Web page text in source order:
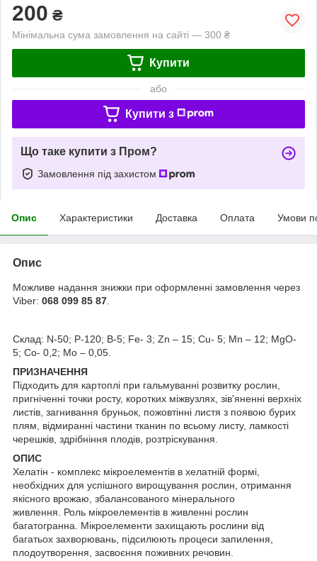
200 ₴
Мінімальна сума замовлення на сайті — 300 ₴
Купити
або
Купити з
Що таке купити з Пром?
Замовлення під захистом
Опис Характеристики Доставка Оплата Умови
Опис
Можливе надання знижки при оформленні замовлення через
Viber: 068 099 85 87
Склад: N-50; P-120; B-5; Fe- 3; Zn – 15; Cu- 5; Mn – 12; MgO-
5; Co- 0,2; Mo – 0,05.
ПРИЗНАЧЕННЯ
Підходить для картоплі при гальмуванні розвитку рослин,
пригніченні точки росту, коротких міжвузлях, зів'яненні верхніх
листів, загнивання бруньок, пожовтінні листя з появою бурих
плям, відмиранні частини тканин по всьому листу, ламкості
черешків, здрібніння плодів, розтріскування.
ОПИС
Хелатін - комплекс мікроелементів в хелатній формі,
необхідних для успішного вирощування рослин, отримання
якісного врожаю, збалансованого мінерального
живлення. Роль мікроелементів в живленні рослин
багатогранна. Мікроелементи захищають рослини від
багатьох захворювань, підсилюють процеси запилення,
плодоутворення, засвоєння поживних речовин.